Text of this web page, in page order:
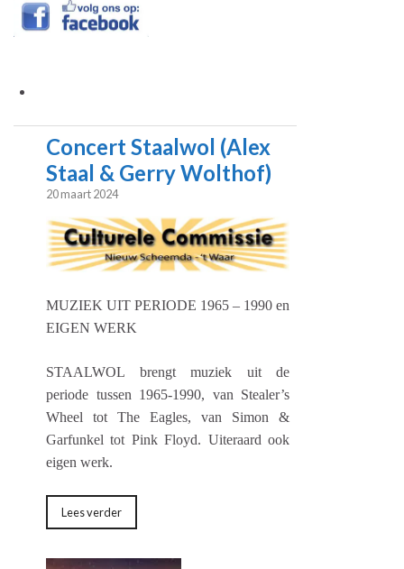
Concert Staalwol (Alex
Staal & Gerry Wolthof)
20 maart 2024
MUZIEK UIT PERIODE 1965 – 1990 en
EIGEN WERK
STAALWOL brengt muziek uit de
periode tussen 1965-1990, van Stealer’s
Wheel tot The Eagles, van Simon &
Garfunkel tot Pink Floyd. Uiteraard ook
eigen werk.
Lees verder